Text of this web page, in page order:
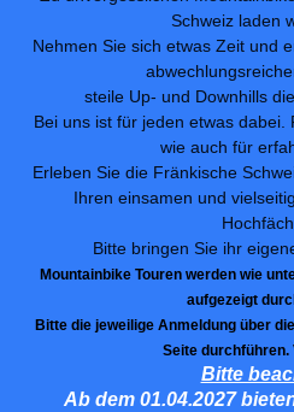
Schweiz laden
Nehmen Sie sich etwas Zeit und
steile Up- und Downhills
Bei uns ist für jeden etwas dabei.
wie auch für
Erleben Sie die Fränkische
Ihren einsamen und
Bitte bringen Sie ihr
Mountainbike Touren werden wie
aufgezeigt
Bitte die jeweilige Anmeldung über
Seite durchführen.
Bitte
Ab dem 01.04.2027